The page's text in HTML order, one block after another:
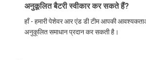
अनुकूलित बैटरी स्वीकार कर सकते हैं?
हाँ - हमारी पेशेवर आर एंड डी टीम आपकी
अनुकूलित समाधान प्रदान कर सकती है।